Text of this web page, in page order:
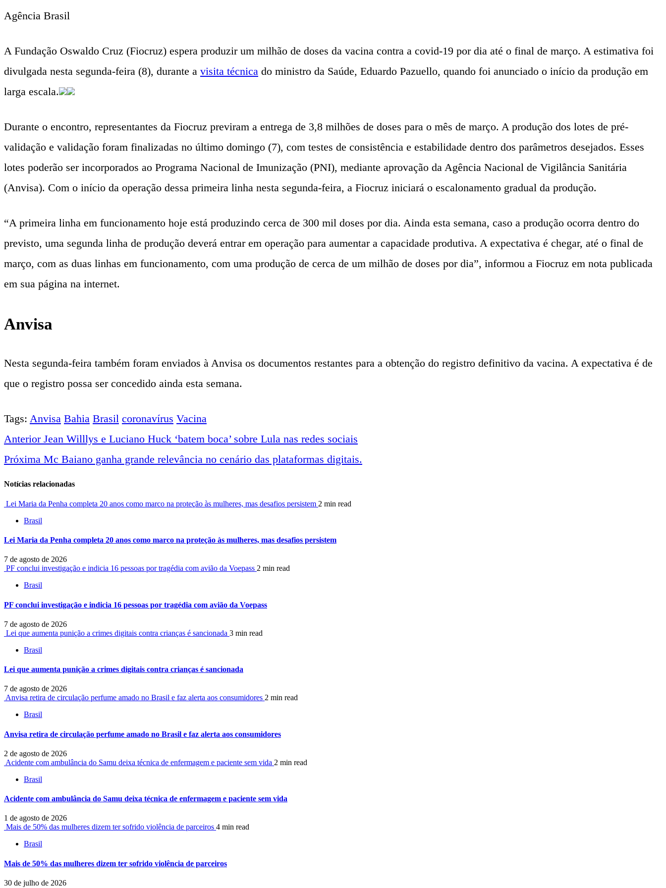
Agência Brasil
A Fundação Oswaldo Cruz (Fiocruz) espera produzir um milhão de doses da vacina contra a covid-19 por dia até o final de março. A estimativa foi
divulgada nesta segunda-feira (8), durante a visita técnica do ministro da Saúde, Eduardo Pazuello, quando foi anunciado o início da produção em
larga escala.
Durante o encontro, representantes da Fiocruz previram a entrega de 3,8 milhões de doses para o mês de março. A produção dos lotes de pré-
validação e validação foram finalizadas no último domingo (7), com testes de consistência e estabilidade dentro dos parâmetros desejados. Esses
lotes poderão ser incorporados ao Programa Nacional de Imunização (PNI), mediante aprovação da Agência Nacional de Vigilância Sanitária
(Anvisa). Com o início da operação dessa primeira linha nesta segunda-feira, a Fiocruz iniciará o escalonamento gradual da produção.
“A primeira linha em funcionamento hoje está produzindo cerca de 300 mil doses por dia. Ainda esta semana, caso a produção ocorra dentro do
previsto, uma segunda linha de produção deverá entrar em operação para aumentar a capacidade produtiva. A expectativa é chegar, até o final de
março, com as duas linhas em funcionamento, com uma produção de cerca de um milhão de doses por dia”, informou a Fiocruz em nota publicada
em sua página na internet.
Anvisa
Nesta segunda-feira também foram enviados à Anvisa os documentos restantes para a obtenção do registro definitivo da vacina. A expectativa é de
que o registro possa ser concedido ainda esta semana.
Tags: Anvisa Bahia Brasil coronavírus Vacina
Navegação
notícias
AnteriorJean Willlys e Luciano Huck ‘batem boca’ sobre Lula nas redes sociais
Próxima Mc Baiano ganha grande relevância no cenário das plataformas digitais.
Notícias relacionadas
Lei Maria da Penha completa 20 anos como marco na proteção às mulheres, mas desafios persistem 2 min read
Brasil
Lei Maria da Penha completa 20 anos como marco na proteção às mulheres, mas desafios persistem
7 de agosto de 2026
PF conclui investigação e indicia 16 pessoas por tragédia com avião da Voepass 2 min read
Brasil
PF conclui investigação e indicia 16 pessoas por tragédia com avião da Voepass
7 de agosto de 2026
Lei que aumenta punição a crimes digitais contra crianças é sancionada 3 min read
Brasil
Lei que aumenta punição a crimes digitais contra crianças é sancionada
7 de agosto de 2026
Anvisa retira de circulação perfume amado no Brasil e faz alerta aos consumidores 2 min read
Brasil
Anvisa retira de circulação perfume amado no Brasil e faz alerta aos consumidores
2 de agosto de 2026
Acidente com ambulância do Samu deixa técnica de enfermagem e paciente sem vida 2 min read
Brasil
Acidente com ambulância do Samu deixa técnica de enfermagem e paciente sem vida
1 de agosto de 2026
Mais de 50% das mulheres dizem ter sofrido violência de parceiros 4 min read
Brasil
Mais de 50% das mulheres dizem ter sofrido violência de parceiros
30 de julho de 2026